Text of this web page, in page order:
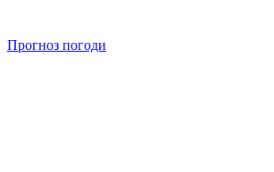
Прогноз погоди